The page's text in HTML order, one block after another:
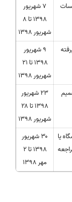
۷ شهریور
۱۳۹۸ تا ۸
شهریور ۱۳۹۸
۹ شهریور
۱۳۹۸ تا ۲۱
شهریور ۱۳۹۸
۲۳ شهریور
۱۳۹۸ تا ۲۸
شهریور ۱۳۹۸
یا
۳۰ شهریور
۱۳۹۸ تا ۲
مهر ۱۳۹۸